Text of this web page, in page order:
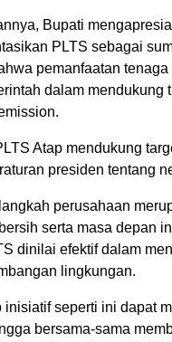
Bupati
PLTS sebagai
pemanfaatan
dalam
Atap mendukung
presiden tentang
perusahaan
serta masa depan
dinilai efektif dalam
lingkungan.
inisiatif seperti ini dapat
bersama-sama